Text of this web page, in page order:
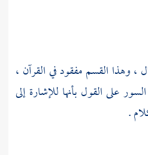
، وهذا القسم مفقود في القرآن ،
على القول بأنها للإشارة إلى
.